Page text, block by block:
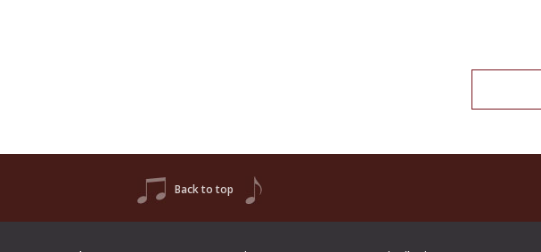
Back to top